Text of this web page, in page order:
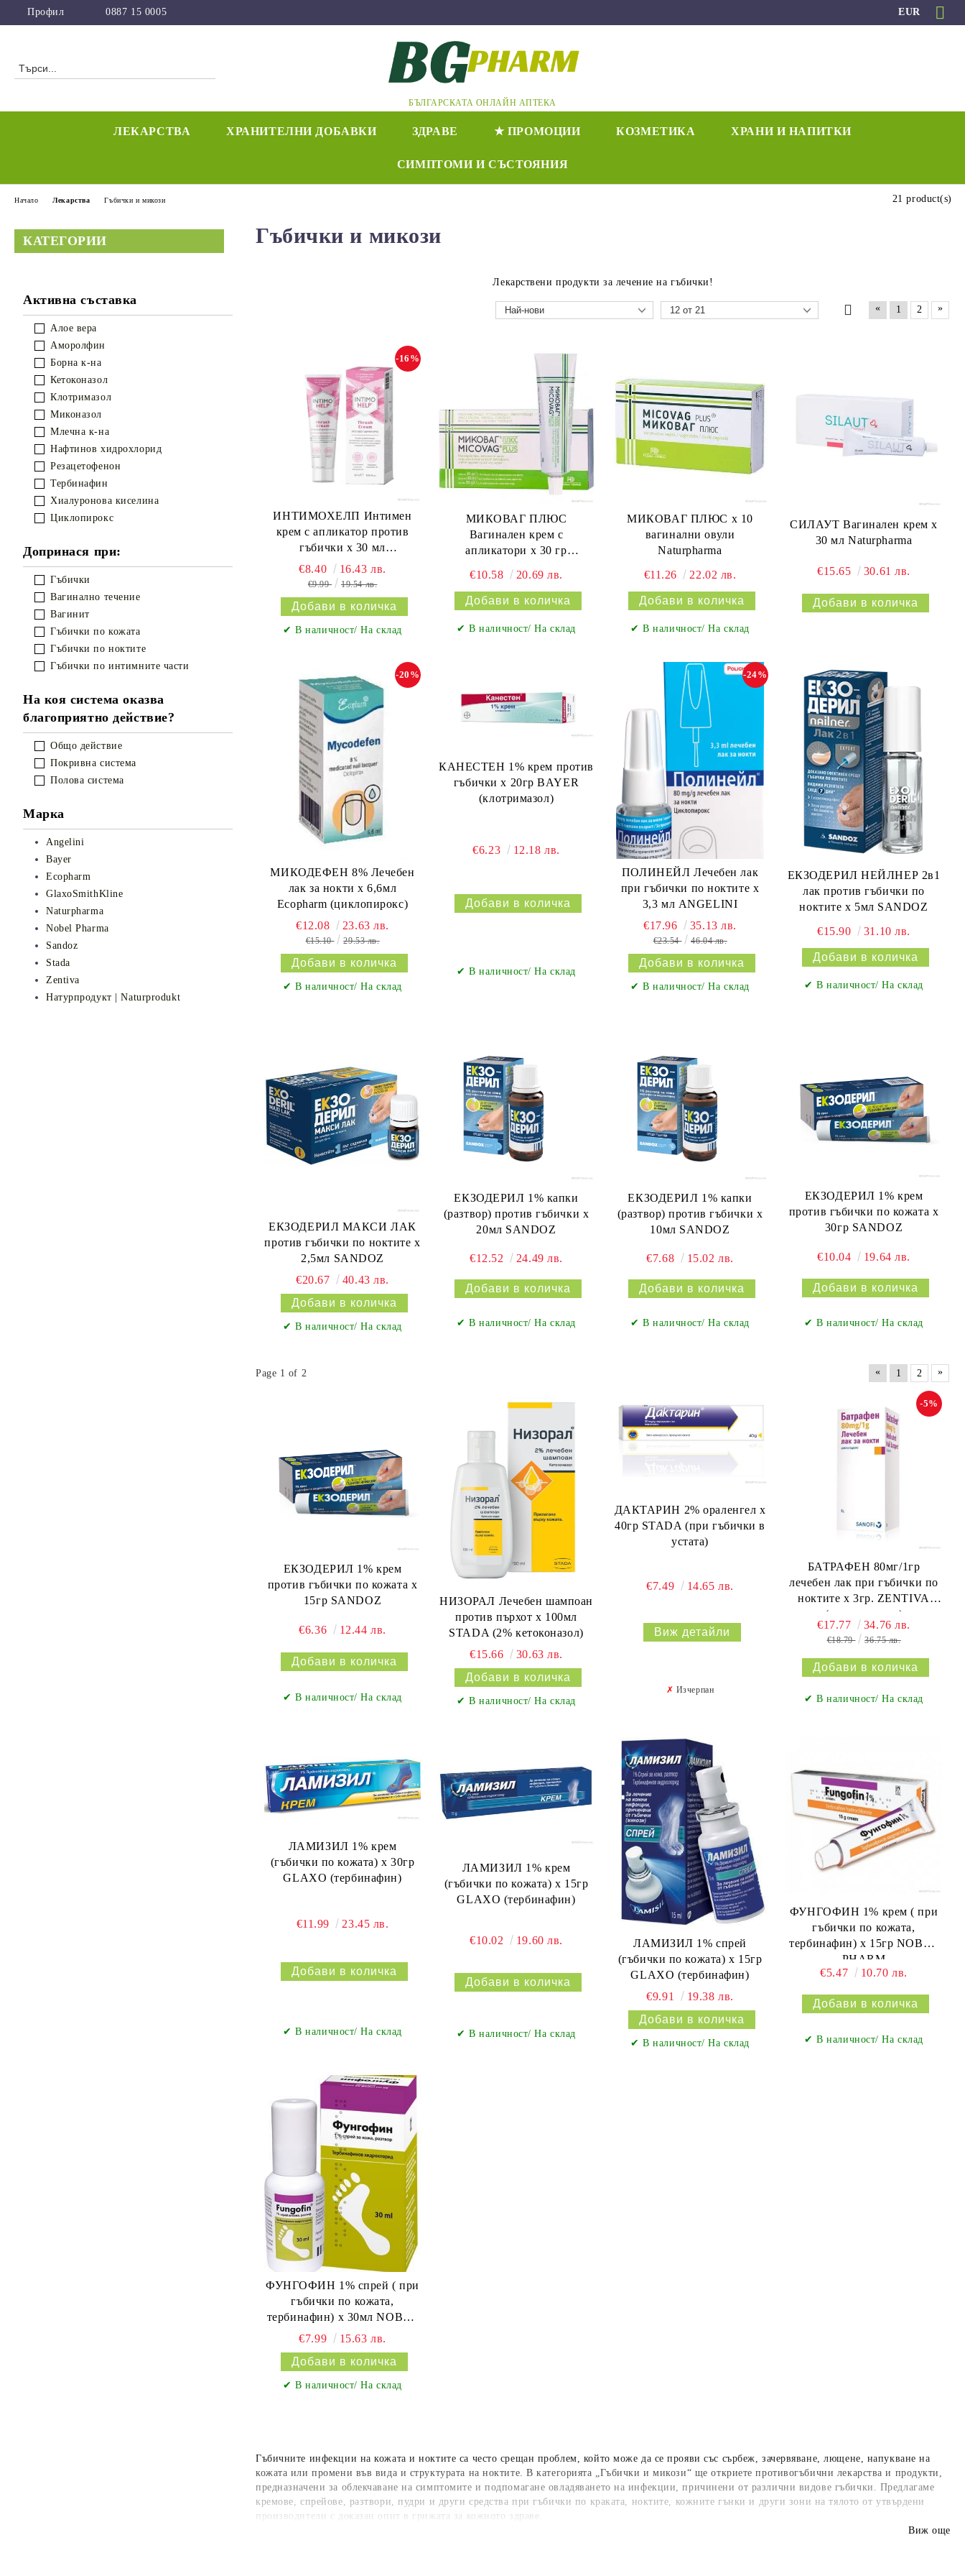
Профил 0887 15 0005 EUR
БЪЛГАРСКАТА ОНЛАЙН АПТЕКА
ЛЕКАРСТВА ХРАНИТЕЛНИ ДОБАВКИ ЗДРАВЕ ★ ПРОМОЦИИ КОЗМЕТИКА ХРАНИ И НАПИТКИ
СИМПТОМИ И СЪСТОЯНИЯ
КАТЕГОРИИ
Активна съставка
Алое вера
Аморолфин
Борна к-на
Кетоконазол
Клотримазол
Миконазол
Млечна к-на
Нафтинов хидрохлорид
Резацетофенон
Тербинафин
Хиалуронова киселина
Циклопирокс
Допринася при:
Гъбички
Вагинално течение
Вагинит
Гъбички по кожата
Гъбички по ноктите
Гъбички по интимните части
На коя система оказва
благоприятно действие?
Общо действие
Покривна система
Полова система
Марка
Angelini
Bayer
Ecopharm
GlaxoSmithKline
Naturpharma
Nobel Pharma
Sandoz
Stada
Zentiva
Натурпродукт | Naturprodukt
Начало Лекарства Гъбички и микози
Гъбички и микози
Лекарствени продукти за лечение на гъбички!
21 product(s)
« 1 2 »
ИНТИМОХЕЛП Интимен
крем с апликатор против
гъбички х 30 мл
НАТУРПРОДУКТ |
NATURPRODUKT Intimohelp
-16%
€8.40 16.43 лв.
€9.99 19.54 лв.
✔ В наличност/ На склад
МИКОВАГ ПЛЮС
Вагинален крем с
апликатори х 30 гр
€10.58 20.69 лв.
✔ В наличност/ На склад
МИКОВАГ ПЛЮС х 10
вагинални овули
Naturpharma
€11.26
22.02 лв.
✔ В наличност/ На склад
СИЛАУТ Вагинален крем х
30 мл Naturpharma
€15.65 30.61 лв.
МИКОДЕФЕН 8% Лечебен
лак за нокти х 6,6мл
Ecopharm (циклопирокс)
-20%
€12.08 23.63 лв.
€15.10 29.53 лв.
✔ В наличност/ На склад
КАНЕСТЕН 1% крем против
гъбички х 20гр BAYER
(клотримазол)
€6.23 12.18 лв.
✔ В наличност/ На склад
ПОЛИНЕЙЛ Лечебен лак
при гъбички по ноктите х
3,3 мл ANGELINI
-24%
€17.96 35.13 лв.
€23.54 46.04 лв.
✔ В наличност/ На склад
ЕКЗОДЕРИЛ НЕЙЛНЕР 2в1
лак против гъбички по
ноктите х 5мл SANDOZ
€15.90
31.10 лв.
✔ В наличност/ На склад
ЕКЗОДЕРИЛ МАКСИ ЛАК
против гъбички по ноктите х
2,5мл SANDOZ
€20.67
40.43 лв.
✔ В наличност/ На склад
ЕКЗОДЕРИЛ 1% капки
(разтвор) против гъбички х
20мл SANDOZ
€12.52 24.49 лв.
✔ В наличност/ На склад
ЕКЗОДЕРИЛ 1% капки
(разтвор) против гъбички х
10мл SANDOZ
€7.68 15.02 лв.
✔ В наличност/ На склад
ЕКЗОДЕРИЛ 1% крем
против гъбички по кожата х
30гр SANDOZ
€10.04 19.64 лв.
✔ В наличност/ На склад
Page 1 of 2 « 1 2 »
ЕКЗОДЕРИЛ 1% крем
против гъбички по кожата х
15гр SANDOZ
€6.36 12.44 лв.
✔ В наличност/ На склад
НИЗОРАЛ Лечебен шампоан
против пърхот х 100мл
STADA (2% кетоконазол)
€15.66
30.63 лв.
✔ В наличност/ На склад
ДАКТАРИН 2% ораленгел х
40гр STADA (при гъбички в
устата)
€7.49 14.65 лв.
Виж детайли
✗ Изчерпан
БАТРАФЕН 80мг/1гр
лечебен лак при гъбички по
ноктите х 3гр. ZENTIVA
(циклопирокс)
-5%
€17.77 34.76 лв.
€18.79 36.75 лв.
✔ В наличност/ На склад
ЛАМИЗИЛ 1% крем
(гъбички по кожата) х 30гр
GLAXO (тербинафин)
€11.99 23.45 лв.
✔ В наличност/ На склад
ЛАМИЗИЛ 1% крем
(гъбички по кожата) х 15гр
GLAXO (тербинафин)
€10.02 19.60 лв.
✔ В наличност/ На склад
ЛАМИЗИЛ 1% спрей
(гъбички по кожата) х 15гр
GLAXO (тербинафин)
€9.91
19.38 лв.
✔ В наличност/ На склад
ФУНГОФИН 1% крем ( при
гъбички по кожата,
тербинафин) х 15гр NOBEL
PHARM
€5.47
10.70 лв.
✔ В наличност/ На склад
ФУНГОФИН 1% спрей ( при
гъбички по кожата,
тербинафин) х 30мл NOBEL
PHARM
€7.99 15.63 лв.
✔ В наличност/ На склад
Гъбичните инфекции на кожата и ноктите са често срещан проблем, който може да се прояви със сърбеж, зачервяване, лющене, напукване на
кожата или промени във вида и структурата на ноктите. В категорията „Гъбички и микози“ ще откриете противогъбични лекарства и продукти,
предназначени за облекчаване на симптомите и подпомагане овладяването на инфекции, причинени от различни видове гъбички. Предлагаме
кремове, спрейове, разтвори, пудри и други средства при гъбички по краката, ноктите, кожните гънки и други зони на тялото от утвърдени
производители с доказан опит в грижата за кожното здраве.
Виж още